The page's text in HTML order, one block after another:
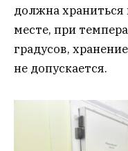
должна
месте, при
градусов,
не допускается.